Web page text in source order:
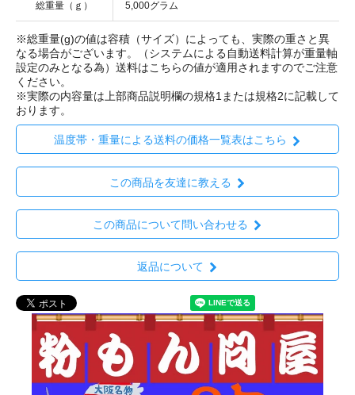
総重量（ｇ） 5,000グラム
※総重量(g)の値は容積（サイズ）によっても、実際の重さと異
なる場合がございます。（システムによる自動送料計算が重量軸
設定のみとなる為）送料はこちらの値が適用されますのでご注意
ください。
※実際の内容量は上部商品説明欄の規格1または規格2に記載して
おります。
温度帯・重量による送料の価格一覧表はこちら
この商品を友達に教える
この商品について問い合わせる
返品について